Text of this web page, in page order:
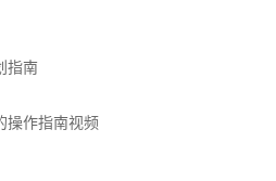
指南
操作指南视频